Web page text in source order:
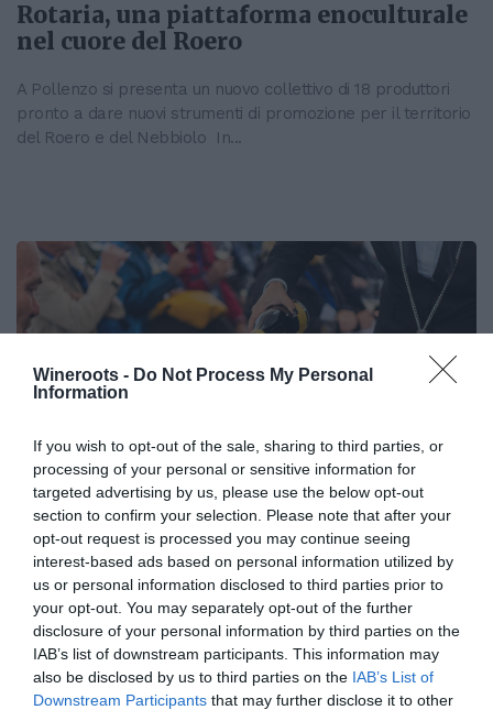
Wineroots - Do Not Process My Personal
Information
If you wish to opt-out of the sale, sharing to third parties, or
processing of your personal or sensitive information for
targeted advertising by us, please use the below opt-out
section to confirm your selection. Please note that after your
opt-out request is processed you may continue seeing
interest-based ads based on personal information utilized by
us or personal information disclosed to third parties prior to
your opt-out. You may separately opt-out of the further
disclosure of your personal information by third parties on the
IAB’s list of downstream participants. This information may
also be disclosed by us to third parties on the IAB’s List of
Downstream Participants that may further disclose it to other
Rotaria, una piattaforma enoculturale
nel cuore del Roero
A Pollenzo si presenta un nuovo collettivo di 18 produttori
pronto a dare nuovi strumenti di promozione per il territorio
del Roero e del Nebbiolo In...
Torna Abruzzo in Bolla. Più di 50
cantine italiane a L'Aquila per
festeggiare tre giorni dedicati agli
spumanti
Torna la terza edizione di Abruzzo in Bolla. L'evento che si
svolgerà a L'Aquila dal 21 al 23 giugno ha raggiunto quasi
cinquanta adesioni...